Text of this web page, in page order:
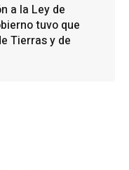
a la Ley de
tuvo que
Tierras y de